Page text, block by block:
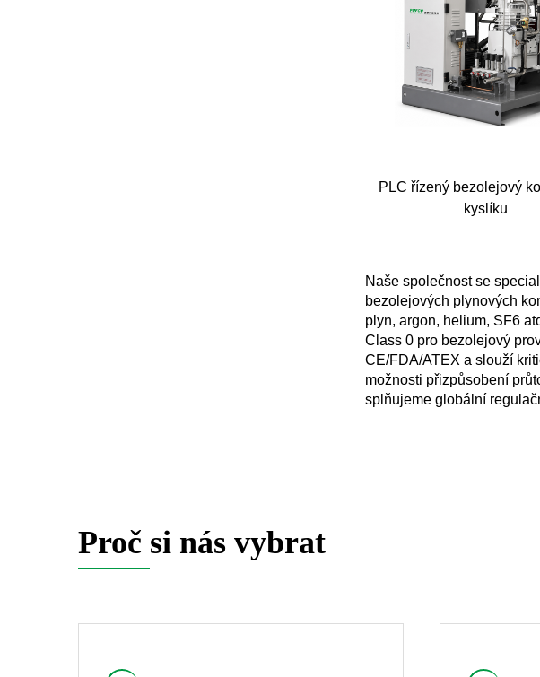
PLC řízený bezolejový
kyslíku
Naše společnost se
bezolejových plynových
plyn, argon, helium, SF6
Class 0 pro bezolejový
CE/FDA/ATEX a slouží
možnosti přizpůsobení
splňujeme globální
Proč si nás vybrat